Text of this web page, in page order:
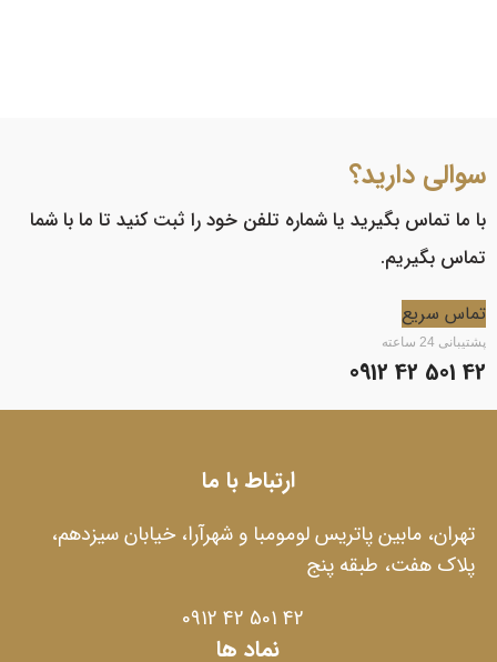
سوالی دارید؟
با ما تماس بگیرید یا شماره تلفن خود را ثبت کنید تا ما با شما
تماس بگیریم.
تماس سریع
پشتیبانی 24 ساعته
42 501 42 0912
ارتباط با ما
تهران، مابین پاتریس لومومبا و شهرآرا، خیابان سیزدهم،
پلاک هفت، طبقه پنج
42 501 42 0912
نماد ها